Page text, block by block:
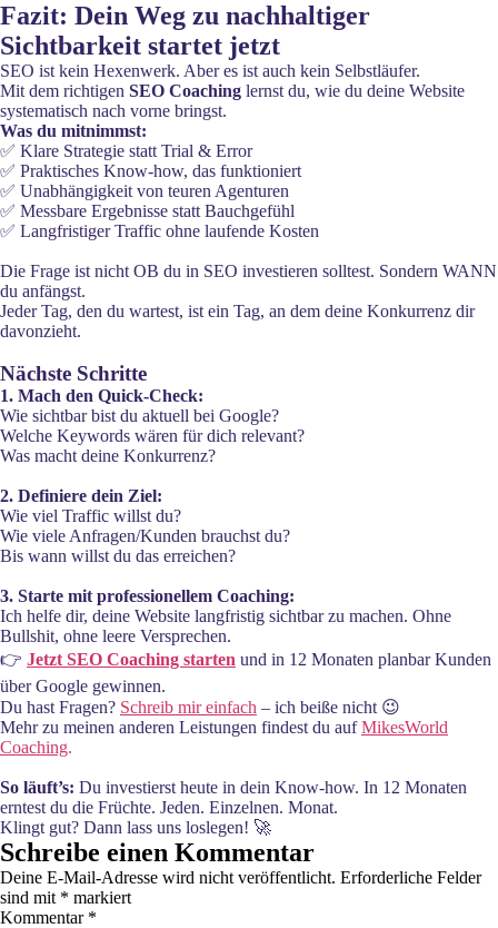
Fazit: Dein Weg zu nachhaltiger
Sichtbarkeit startet jetzt
SEO ist kein Hexenwerk. Aber es ist auch kein Selbstläufer.
Mit dem richtigen SEO Coaching lernst du, wie du deine Website
systematisch nach vorne bringst.
Was du mitnimmst:
✅ Klare Strategie statt Trial & Error
✅ Praktisches Know-how, das funktioniert
✅ Unabhängigkeit von teuren Agenturen
✅ Messbare Ergebnisse statt Bauchgefühl
✅ Langfristiger Traffic ohne laufende Kosten
Die Frage ist nicht OB du in SEO investieren solltest. Sondern WANN
du anfängst.
Jeder Tag, den du wartest, ist ein Tag, an dem deine Konkurrenz dir
davonzieht.
Nächste Schritte
1. Mach den Quick-Check:
Wie sichtbar bist du aktuell bei Google?
Welche Keywords wären für dich relevant?
Was macht deine Konkurrenz?
2. Definiere dein Ziel:
Wie viel Traffic willst du?
Wie viele Anfragen/Kunden brauchst du?
Bis wann willst du das erreichen?
3. Starte mit professionellem Coaching:
Ich helfe dir, deine Website langfristig sichtbar zu machen. Ohne
Bullshit, ohne leere Versprechen.
👉 Jetzt SEO Coaching starten und in 12 Monaten planbar Kunden
über Google gewinnen.
Du hast Fragen? Schreib mir einfach – ich beiße nicht 😉
Mehr zu meinen anderen Leistungen findest du aufMikesWorld
Coaching.
So läuft’s: Du investierst heute in dein Know-how. In 12 Monaten
erntest du die Früchte. Jeden. Einzelnen. Monat.
Klingt gut? Dann lass uns loslegen! 🚀
Schreibe einen Kommentar
Deine E-Mail-Adresse wird nicht veröffentlicht. Erforderliche Felder
sind mit * markiert
Kommentar *